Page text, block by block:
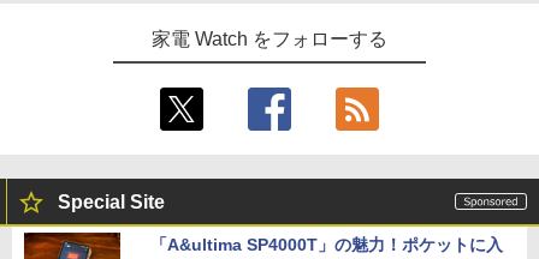
家電 Watch をフォローする
Special Site
「A&ultima SP4000T」の魅力！ポケットに入